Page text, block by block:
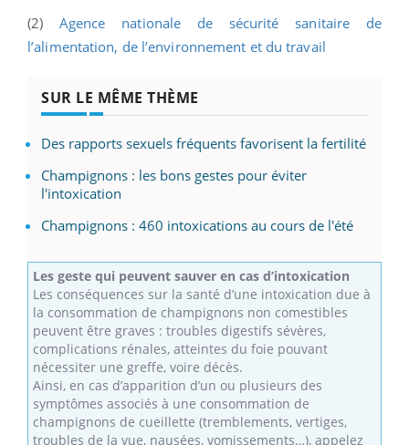
(2) Agence nationale de sécurité sanitaire de
l’alimentation, de l’environnement et du travail
SUR LE MÊME THÈME
Des rapports sexuels fréquents favorisent la fertilité
Champignons : les bons gestes pour éviter
l'intoxication
Champignons : 460 intoxications au cours de l'été
Les geste qui peuvent sauver en cas d’intoxication
Les conséquences sur la santé d’une intoxication due à
la consommation de champignons non comestibles
peuvent être graves : troubles digestifs sévères,
complications rénales, atteintes du foie pouvant
nécessiter une greffe, voire décès.
Ainsi, en cas d’apparition d’un ou plusieurs des
symptômes associés à une consommation de
champignons de cueillette (tremblements, vertiges,
troubles de la vue, nausées, vomissements…), appelez